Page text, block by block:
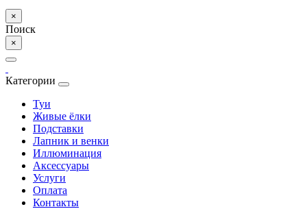
×
Поиск
×
Категории
Туи
Живые ёлки
Подставки
Лапник и венки
Иллюминация
Аксессуары
Услуги
Оплата
Контакты